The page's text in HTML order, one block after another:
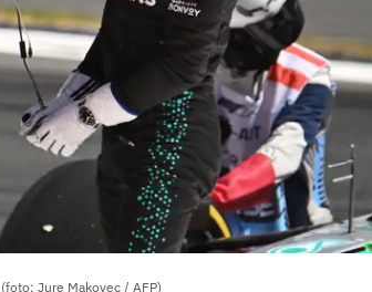
Jure Makovec / AFP)